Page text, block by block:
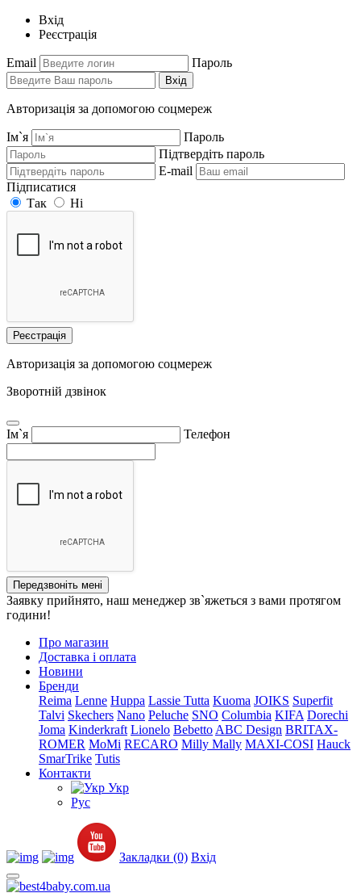
Вхід
Реєстрація
Email Пароль
Вхід
Авторизація за допомогою соцмереж
Ім`я
Пароль
Підтвердіть пароль
E-mail
Підписатися
Так
Ні
Реєстрація
Авторизація за допомогою соцмереж
Зворотній дзвінок
Ім`я Телефон
Передзвоніть мені
Заявку прийнято, наш менеджер зв`яжеться з вами протягом
години!
Про магазин
Доставка і оплата
Новини
Бренди
Reima Lenne Huppa Lassie Tutta Kuoma JOIKS Superfit
Talvi Skechers Nano Peluche SNO Columbia KIFA Dorechi
Joma Kinderkraft Lionelo Bebetto ABC Design BRITAX-
ROMER MoMi RECARO Milly Mally MAXI-COSI Hauck
SmarTrike Tutis
Контакти
Укр
Рус
Закладки (0) Вхід